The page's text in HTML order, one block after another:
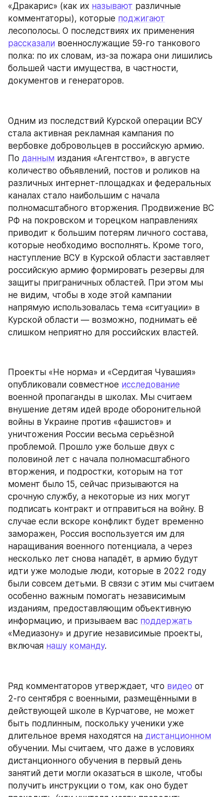
«Дракарис» (как их называют различные
комментаторы), которые поджигают
рассказали военнослужащие 59-го танкового
полка: по их словам, из-за пожара они лишились
большей части имущества, в частности,
документов и генераторов.
Одним из последствий Курской операции ВСУ
стала активная рекламная кампания по
вербовке добровольцев в российскую армию.
По данным издания «Агентство», в августе
количество объявлений, постов и роликов на
различных интернет-площадках и федеральных
каналах стало наибольшим с начала
полномасштабного вторжения. Продвижение ВС
РФ на покровском и торецком направлениях
приводит к большим потерям личного состава,
которые необходимо восполнять. Кроме того,
наступление ВСУ в Курской области заставляет
российскую армию формировать резервы для
защиты приграничных областей. При этом мы
не видим, чтобы в ходе этой кампании
напрямую использовалась тема «ситуации» в
Курской области — возможно, поднимать её
слишком неприятно для российских властей.
Проекты «Не норма» и «Сердитая Чувашия»
опубликовали совместное исследование
военной пропаганды в школах. Мы считаем
внушение детям идей вроде оборонительной
войны в Украине против «фашистов» и
уничтожения России весьма серьёзной
проблемой. Прошло уже больше двух с
половиной лет с начала полномасштабного
вторжения, и подростки, которым на тот
момент было 15, сейчас призываются на
срочную службу, а некоторые из них могут
подписать контракт и отправиться на войну. В
случае если вскоре конфликт будет временно
заморажен, Россия воспользуется им для
наращивания военного потенциала, а через
несколько лет снова нападёт, в армию будут
идти уже молодые люди, которые в 2022 году
были совсем детьми. В связи с этим мы считаем
особенно важным помогать независимым
изданиям, предоставляющим объективную
информацию, и призываем вас поддержать
«Медиазону» и другие независимые проекты,
включая нашу команду.
Ряд комментаторов утверждает, что видео от
2-го сентября с военными, размещёнными в
действующей школе в Курчатове, не может
быть подлинным, поскольку ученики уже
длительное время находятся на дистанционном
обучении. Мы считаем, что даже в условиях
дистанционного обучения в первый день
занятий дети могли оказаться в школе, чтобы
получить инструкции о том, как оно будет